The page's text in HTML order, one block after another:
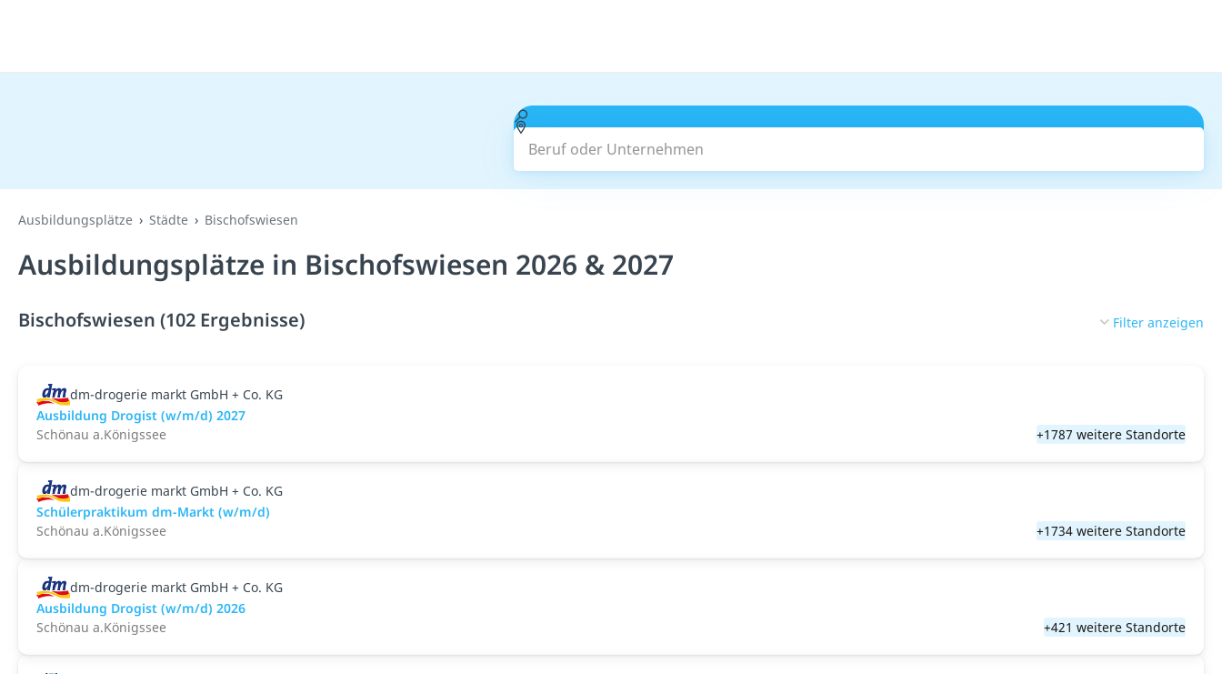
Beruf oder Unternehmen
Ausbildungsplätze Städte Bischofswiesen
Ausbildungsplätze in Bischofswiesen 2026 & 2027
Bischofswiesen (102 Ergebnisse) Filter anzeigen
dm-drogerie markt GmbH + Co. KG
Ausbildung Drogist (w/m/d) 2027
Schönau a.Königssee
+1787 weitere Standorte
dm-drogerie markt GmbH + Co. KG
Schülerpraktikum dm-Markt (w/m/d)
Schönau a.Königssee
+1734 weitere Standorte
dm-drogerie markt GmbH + Co. KG
Ausbildung Drogist (w/m/d) 2026
Schönau a.Königssee
+421 weitere Standorte